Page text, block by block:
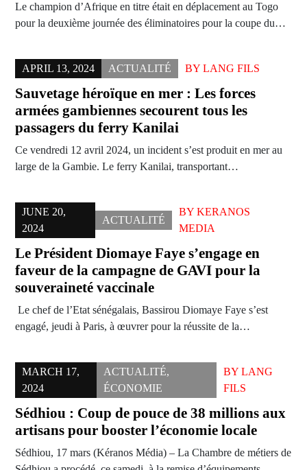
Le champion d’Afrique en titre était en déplacement au Togo
pour la deuxième journée des éliminatoires pour la coupe du…
APRIL 13, 2024 ACTUALITÉ BY LANG FILS
Sauvetage héroïque en mer : Les forces
armées gambiennes secourent tous les
passagers du ferry Kanilai
Ce vendredi 12 avril 2024, un incident s’est produit en mer au
large de la Gambie. Le ferry Kanilai, transportant…
JUNE 20,
2024
ACTUALITÉ
BY KERANOS
MEDIA
Le Président Diomaye Faye s’engage en
faveur de la campagne de GAVI pour la
souveraineté vaccinale
Le chef de l’Etat sénégalais, Bassirou Diomaye Faye s’est
engagé, jeudi à Paris, à œuvrer pour la réussite de la…
MARCH 17,
2024
ACTUALITÉ,
ÉCONOMIE
BY LANG
FILS
Sédhiou : Coup de pouce de 38 millions aux
artisans pour booster l’économie locale
Sédhiou, 17 mars (Kéranos Média) – La Chambre de métiers de